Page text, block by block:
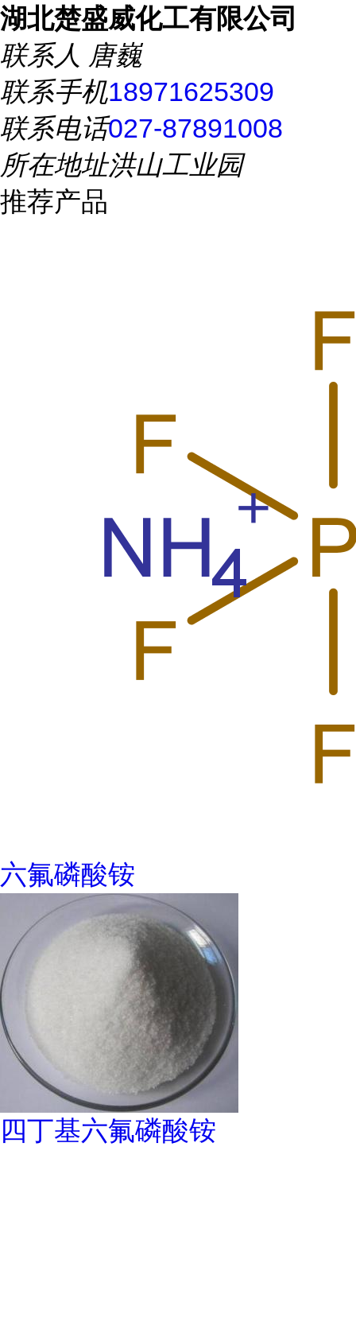
湖北楚盛威化工有限公司
联系人 唐巍
联系手机18971625309
联系电话027-87891008
所在地址洪山工业园
推荐产品
六氟磷酸铵
四丁基六氟磷酸铵